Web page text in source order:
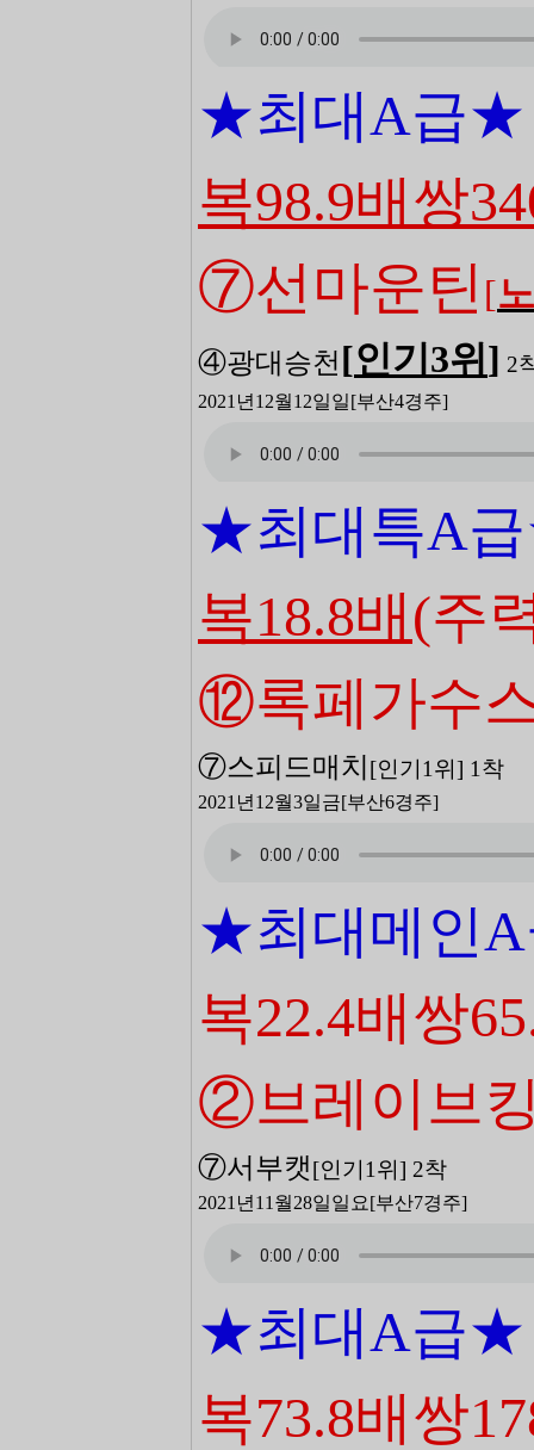
★최대A급★
복98.9배쌍
⑦선마운틴 [
④광대승천[인기3위 ] 2
2021년12월12일일[부산4경주]
★최대특A
복18.8배(주
⑫록페가수
⑦스피드매치 [인기1 위 ] 1 착
2021년12월3일금[부산6경주]
★최대메인
복22.4배쌍
②브레이브
⑦서부캣[인기1 위 ] 2착
2021년11월28일일 요[부산7경주]
★최대A급★
복73.8배쌍